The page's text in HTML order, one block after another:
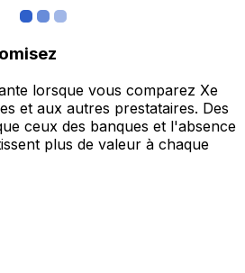
lorsque vous comparez Xe
et aux autres prestataires. Des
ceux des banques et l'absence
plus de valeur à chaque